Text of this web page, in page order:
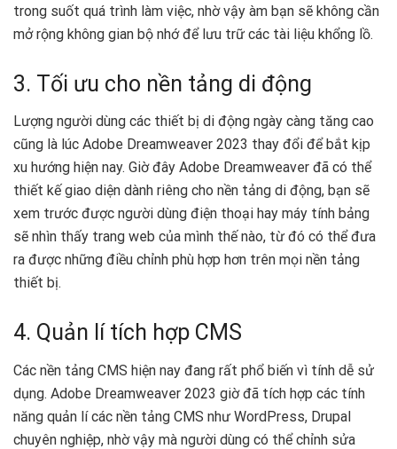
trong suốt quá trình làm việc, nhờ vậy àm bạn sẽ không cần
mở rộng không gian bộ nhớ để lưu trữ các tài liệu khổng lồ.
3. Tối ưu cho nền tảng di động
Lượng người dùng các thiết bị di động ngày càng tăng cao
cũng là lúc Adobe Dreamweaver 2023 thay đổi để bắt kịp
xu hướng hiện nay. Giờ đây Adobe Dreamweaver đã có thể
thiết kế giao diện dành riêng cho nền tảng di động, bạn sẽ
xem trước được người dùng điện thoại hay máy tính bảng
sẽ nhìn thấy trang web của mình thế nào, từ đó có thể đưa
ra được những điều chỉnh phù hợp hơn trên mọi nền tảng
thiết bị.
4. Quản lí tích hợp CMS
Các nền tảng CMS hiện nay đang rất phổ biến vì tính dễ sử
dụng. Adobe Dreamweaver 2023 giờ đã tích hợp các tính
năng quản lí các nền tảng CMS như WordPress, Drupal
chuyên nghiệp, nhờ vậy mà người dùng có thể chỉnh sửa